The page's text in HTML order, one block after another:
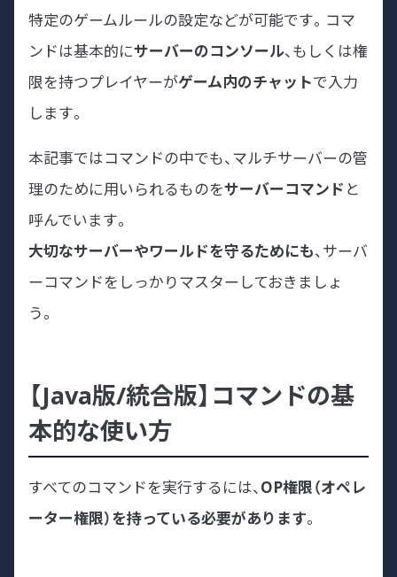
特定のゲームルールの設定などが可能です。コマ
ンドは基本的にサーバーのコンソール、もしくは権
限を持つプレイヤーがゲーム内のチャットで入力
します。
本記事ではコマンドの中でも、マルチサーバーの管
理のために用いられるものをサーバーコマンド と
呼んでいます。
大切なサーバーやワールドを守るためにも、サーバ
ーコマンドをしっかりマスターしておきましょ
う。
【Java版/統合版】コマンドの基
本的な使い方
すべてのコマンドを実行するには、OP権限（オペレ
ーター権限）を持っている必要があります。